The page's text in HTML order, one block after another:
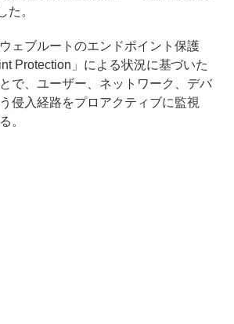
た。
ェブルートのエンドポイント保護
Protection」による状況に基づいた
で、ユーザー、ネットワーク、デバ
侵入経路をプロアクティブに監視
。